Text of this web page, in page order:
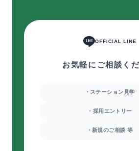
OFFICIAL LINE
お気軽にご相談く
・ステーション見学
・採用エントリー
・新規のご相談 等